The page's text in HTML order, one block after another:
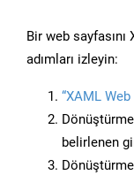
Bir web
adımları izleyin:
“XAML Web
belirlenen